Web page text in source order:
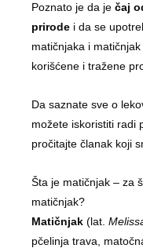
Poznato je da je čaj
prirode i da se
matičnjaka i
korišćene i tražene
Da saznate sve o
možete iskoristiti radi
pročitajte članak koji
Šta je matičnjak – za
matičnjak?
Matičnjak (lat.
pčelinja trava,